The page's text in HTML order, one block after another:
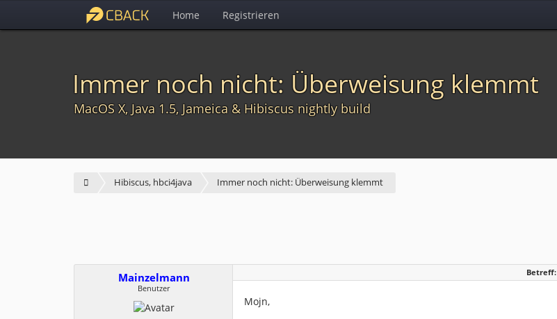
Home Registrieren
Immer noch nicht: Überweisung klemmt
MacOS X, Java 1.5, Jameica & Hibiscus nightly build
Hibiscus, hbci4java Immer noch nicht: Überweisung klemmt
Mainzelmann
Benutzer
Betreff:
Mojn,